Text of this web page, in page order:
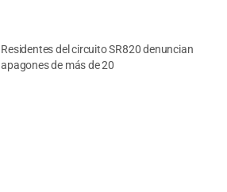
Residentes del circuito SR820 denuncian
apagones de más de 20